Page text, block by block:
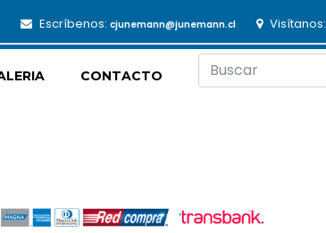
Escríbenos: cjunemann@junemann.cl Visítanos:
CONTACTO